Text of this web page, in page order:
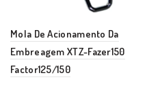
Mola De Acionamento Da
Embreagem XTZ-Fazer150
Factor125/150